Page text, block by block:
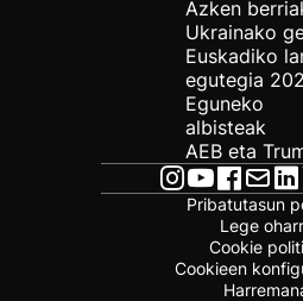
Azken
Ukrainako
Euskadiko
egutegia
Eguneko
albisteak
AEB eta
Pribatutasun
Lege
Cookie
Cookieen